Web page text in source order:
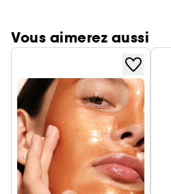
Vous aimerez aussi